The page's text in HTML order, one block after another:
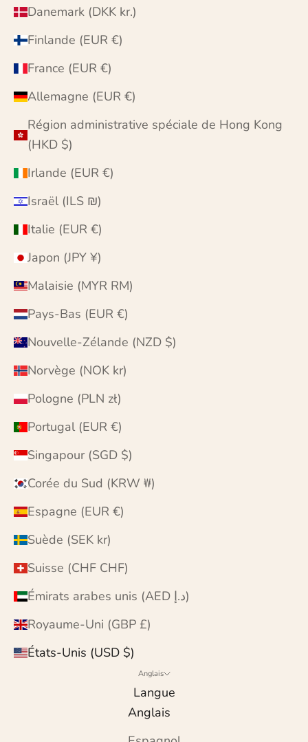
Danemark (DKK kr.)
Finlande (EUR €)
France (EUR €)
Allemagne (EUR €)
Région administrative spéciale de Hong Kong
(HKD $)
Irlande (EUR €)
Israël (ILS ₪)
Italie (EUR €)
Japon (JPY ¥)
Malaisie (MYR RM)
Pays-Bas (EUR €)
Nouvelle-Zélande (NZD $)
Norvège (NOK kr)
Pologne (PLN zł)
Portugal (EUR €)
Singapour (SGD $)
Corée du Sud (KRW ₩)
Espagne (EUR €)
Suède (SEK kr)
Suisse (CHF CHF)
Émirats arabes unis (AED د.إ)
Royaume-Uni (GBP £)
États-Unis (USD $)
Anglais
Langue
Anglais